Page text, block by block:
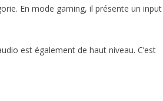
En mode gaming, il présente un input
est également de haut niveau. C’est